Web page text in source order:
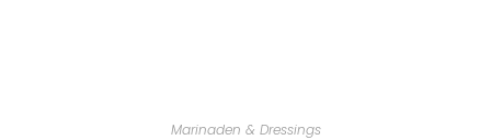
Marinaden & Dressings